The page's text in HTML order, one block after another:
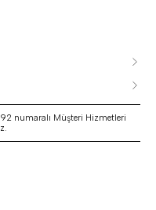
numaralı Müşteri Hizmetleri